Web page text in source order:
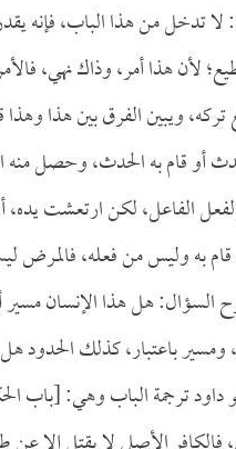
لا تدخل من هذا الباب، فإنه
لأن هذا أمر، وذاك نهي،
تركه، ويبين الفرق بين هذا
أو قام به الحدث، وحصل
الفاعل، لكن ارتعشت يده،
به وليس من فعله، فالمرض
السؤال: هل هذا الإنسان
ومسير باعتبار، كذلك
داود ترجمة الباب وهي: [باب